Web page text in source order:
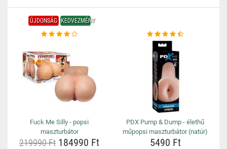
ÚJDONSÁG KEDVEZMÉNY
Fuck Me Silly - popsi
maszturbátor
219990 Ft 184990 Ft
PDX Pump & Dump - élethű
műpopsi maszturbátor (natúr)
5490 Ft